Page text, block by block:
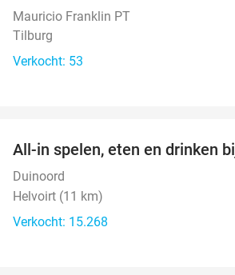
Mauricio Franklin PT
Tilburg
Verkocht: 53
All-in spelen, eten en drinken
Duinoord
Helvoirt (11 km)
Verkocht: 15.268